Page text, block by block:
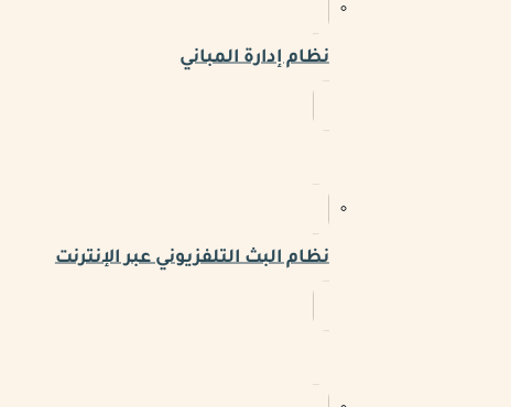
نظام إدارة المباني
نظام البث التلفزيوني عبر الإنترنت